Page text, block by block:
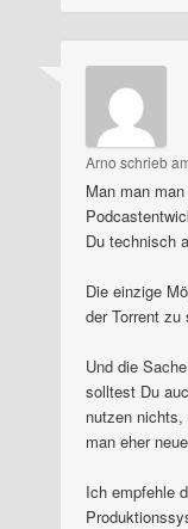
Arno schrieb
Man man
Du technisch
Die einzige
der Torrent zu
Und die
solltest Du
nutzen
man eher
Ich empfehle